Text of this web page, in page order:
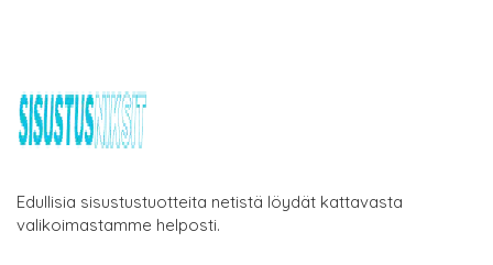
Edullisia sisustustuotteita netistä löydät kattavasta
valikoimastamme helposti.